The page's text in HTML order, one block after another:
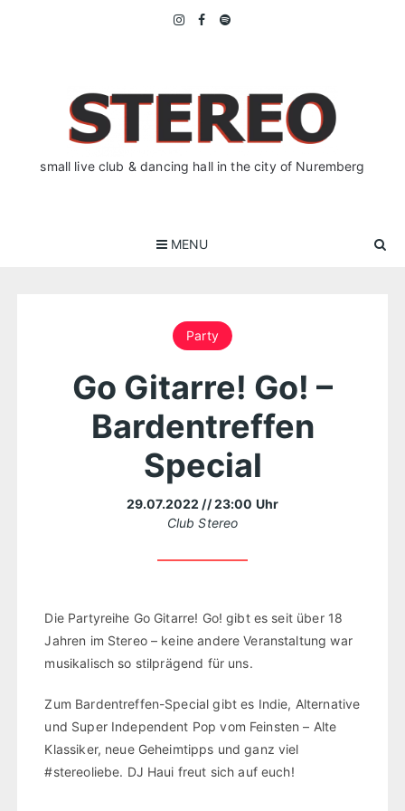
small live club & dancing hall in the city of Nuremberg
MENU
Party
Go Gitarre! Go! –
Bardentreffen
Special
29.07.2022 // 23:00 Uhr
Club Stereo
Die Partyreihe Go Gitarre! Go! gibt es seit über 18
Jahren im Stereo – keine andere Veranstaltung war
musikalisch so stilprägend für uns.
Zum Bardentreffen-Special gibt es Indie, Alternative
und Super Independent Pop vom Feinsten – Alte
Klassiker, neue Geheimtipps und ganz viel
#stereoliebe. DJ Haui freut sich auf euch!